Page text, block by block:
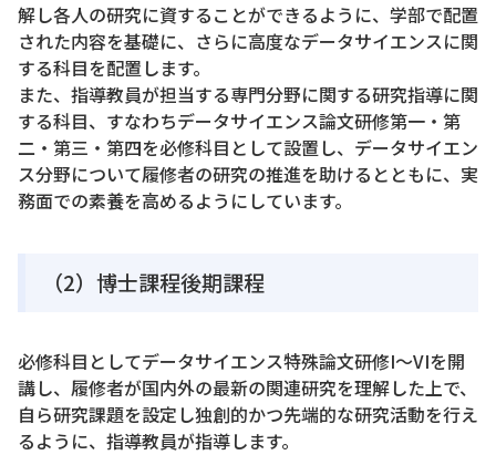
解し各人の研究に資することができるように、学部で配置
された内容を基礎に、さらに高度なデータサイエンスに関
する科目を配置します。
また、指導教員が担当する専門分野に関する研究指導に関
する科目、すなわちデータサイエンス論文研修第一・第
二・第三・第四を必修科目として設置し、データサイエン
ス分野について履修者の研究の推進を助けるとともに、実
務面での素養を高めるようにしています。
（2）博士課程後期課程
必修科目としてデータサイエンス特殊論文研修I～VIを開
講し、履修者が国内外の最新の関連研究を理解した上で、
自ら研究課題を設定し独創的かつ先端的な研究活動を行え
るように、指導教員が指導します。